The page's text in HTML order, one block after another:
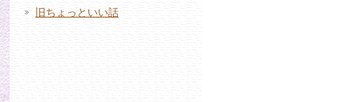
旧ちょっといい話